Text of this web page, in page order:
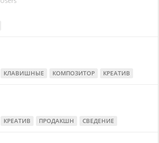
КЛАВИШНЫЕ КОМПОЗИТОР КРЕАТИВ
КРЕАТИВ ПРОДАКШН СВЕДЕНИЕ